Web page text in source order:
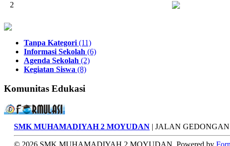
2
Tanpa Kategori (11)
Informasi Sekolah (6)
Agenda Sekolah (2)
Kegiatan Siswa (8)
Komunitas Edukasi
SMK MUHAMADIYAH 2 MOYUDAN | JALAN
© 2026 SMK MUHAMADIYAH 2 MOYUDAN. Powered by